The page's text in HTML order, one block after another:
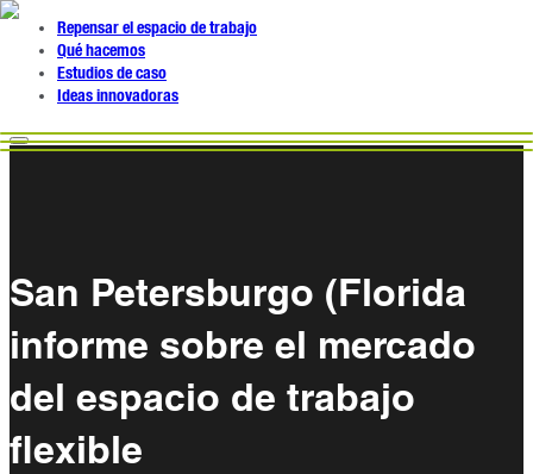
Repensar el espacio de trabajo
Qué hacemos
Estudios de caso
Ideas innovadoras
San Petersburgo (Florida
informe sobre el mercado
del espacio de trabajo
flexible